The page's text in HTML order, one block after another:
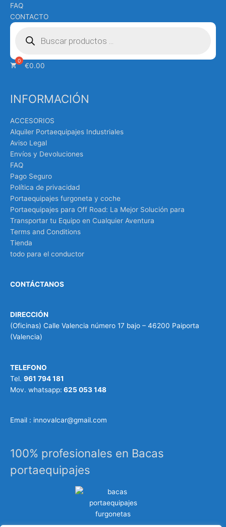
FAQ
CONTACTO
Búsqueda
productos
€0.00
INFORMACIÓN
ACCESORIOS
Alquiler Portaequipajes Industriales
Aviso Legal
Envíos y Devoluciones
FAQ
Pago Seguro
Política de privacidad
Portaequipajes furgoneta y coche
Portaequipajes para Off Road: La Mejor Solución para
Transportar tu Equipo en Cualquier Aventura
Terms and Conditions
Tienda
todo para el conductor
CONTÁCTANOS
DIRECCIÓN
(Oficinas) Calle Valencia número 17 bajo – 46200 Paiporta
(Valencia)
TELEFONO
Tel. 961 794 181
Mov. whatsapp: 625 053 148
Email : innovalcar@gmail.com
100% profesionales en Bacas
portaequipajes